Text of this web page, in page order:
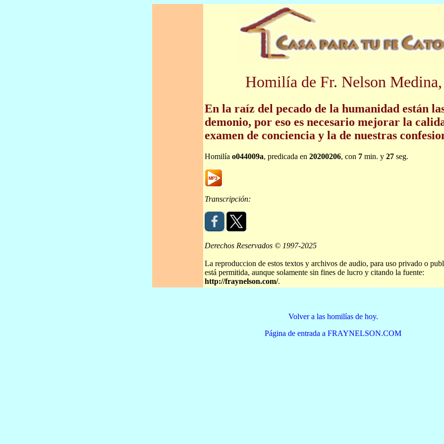
Homilía de Fr. Nelson Medina,
En la raíz del pecado de la humanidad están
demonio, por eso es necesario mejorar la
examen de conciencia y la de nuestras
Homilía o044009a, predicada en 20200206, con 7 min. y 27 seg.
Transcripción:
Derechos Reservados © 1997-2025
La reproduccion de estos textos y archivos de audio, para uso privado o
está permitida, aunque solamente sin fines de lucro y citando la fuente:
http://fraynelson.com/.
Volver a las homilías de hoy.
Página de entrada a FRAYNELSON.COM